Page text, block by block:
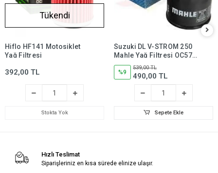
Tükendi
Hiflo HF141 Motosiklet
Yağ Filtresi
392,00 TL
Stokta Yok
Suzuki DL V-STROM 250
Mahle Yağ Filtresi OC574,
dl250,dlv250
%9
539,00 TL
490,00 TL
Sepete Ekle
Hızlı Teslimat
Siparişleriniz en kısa sürede elinize ulaşır.